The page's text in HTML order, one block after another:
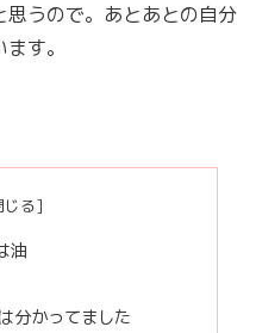
うので。あとあとの自分
す。
油
分かってました